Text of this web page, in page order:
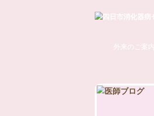
外来のご案内